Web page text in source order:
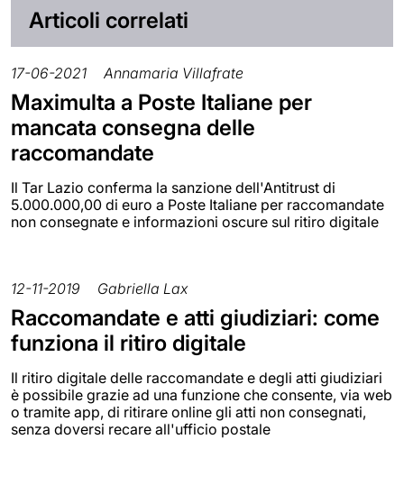
Articoli correlati
17-06-2021 Annamaria Villafrate
Maximulta a Poste Italiane per
mancata consegna delle
raccomandate
Il Tar Lazio conferma la sanzione dell'Antitrust di
5.000.000,00 di euro a Poste Italiane per raccomandate
non consegnate e informazioni oscure sul ritiro digitale
12-11-2019 Gabriella Lax
Raccomandate e atti giudiziari: come
funziona il ritiro digitale
Il ritiro digitale delle raccomandate e degli atti giudiziari
è possibile grazie ad una funzione che consente, via web
o tramite app, di ritirare online gli atti non consegnati,
senza doversi recare all'ufficio postale